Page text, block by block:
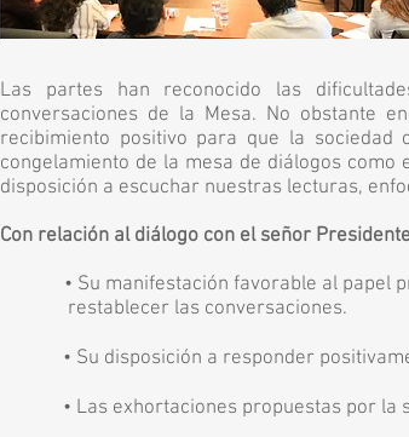
Las partes han reconocido las
conversaciones de la Mesa. No obstante
recibimiento positivo para que la
congelamiento de la mesa de diálogos como
disposición a escuchar nuestras lecturas,
Con relación al diálogo con el señor
• Su manifestación favorable al papel
restablecer las conversaciones.
• Su disposición a responder
• Las exhortaciones propuestas por la